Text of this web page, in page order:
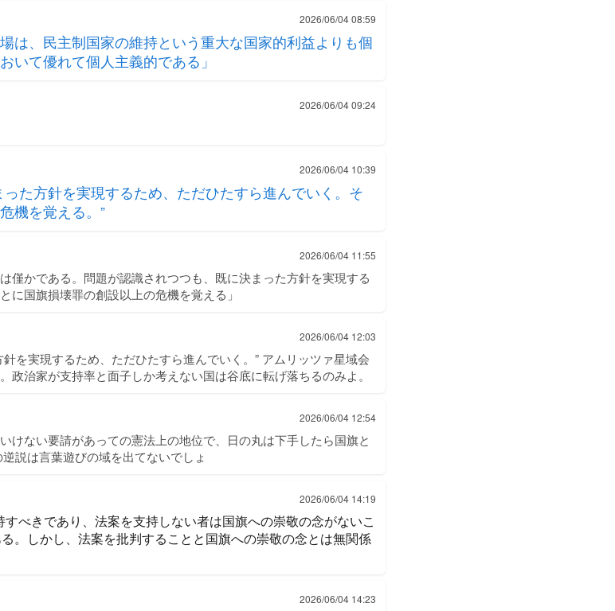
2026/06/04 08:59
は、民主制国家の維持という重大な国家的利益よりも個
いて優れて個人主義的である」
2026/06/04 09:24
2026/06/04 10:39
た方針を実現するため、ただひたすら進んでいく。そ
機を覚える。”
2026/06/04 11:55
僅かである。問題が認識されつつも、既に決まった方針を実現する
に国旗損壊罪の創設以上の危機を覚える」
2026/06/04 12:03
を実現するため、ただひたすら進んでいく。” アムリッツァ星域会
政治家が支持率と面子しか考えない国は谷底に転げ落ちるのみよ。
2026/06/04 12:54
けない要請があっての憲法上の地位で、日の丸は下手したら国旗と
説は言葉遊びの域を出てないでしょ
2026/06/04 14:19
べきであり、法案を支持しない者は国旗への崇敬の念がないこ
。しかし、法案を批判することと国旗への崇敬の念とは無関係
2026/06/04 14:23